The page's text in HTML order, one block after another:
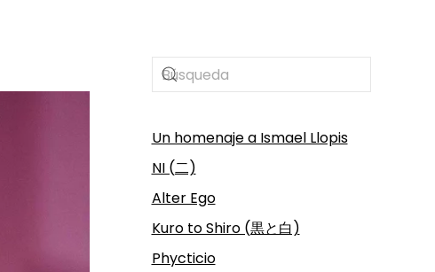
Un homenaje a Ismael Llopis
NI (二)
Alter Ego
Kuro to Shiro (黒と白)
Phycticio